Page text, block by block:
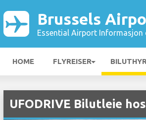
Brussels
Essential Airport Informasjon
HOME FLYREISER
UFODRIVE Bilutleie